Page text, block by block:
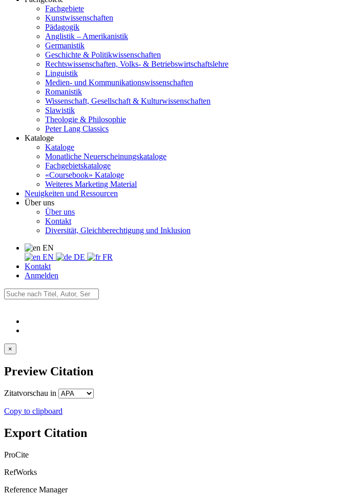
Fachgebiete
Kunstwissenschaften
Pädagogik
Anglistik – Amerikanistik
Germanistik
Geschichte & Politikwissenschaften
Rechtswissenschaften, Volks- & Betriebswirtschaftslehre
Linguistik
Medien- und Kommunikationswissenschaften
Romanistik
Wissenschaft, Gesellschaft & Kulturwissenschaften
Slawistik
Theologie & Philosophie
Peter Lang Classics
Kataloge
Kataloge
Monatliche Neuerscheinungskataloge
Fachgebietskataloge
«Coursebook» Kataloge
Weiteres Marketing Material
Neuigkeiten und Ressourcen
Über uns
Über uns
Kontakt
Diversität, Gleichberechtigung und Inklusion
EN
EN
DE
FR
Kontakt
Anmelden
×
Preview Citation
Zitatvorschau in
Copy to clipboard
Export Citation
ProCite
RefWorks
Reference Manager